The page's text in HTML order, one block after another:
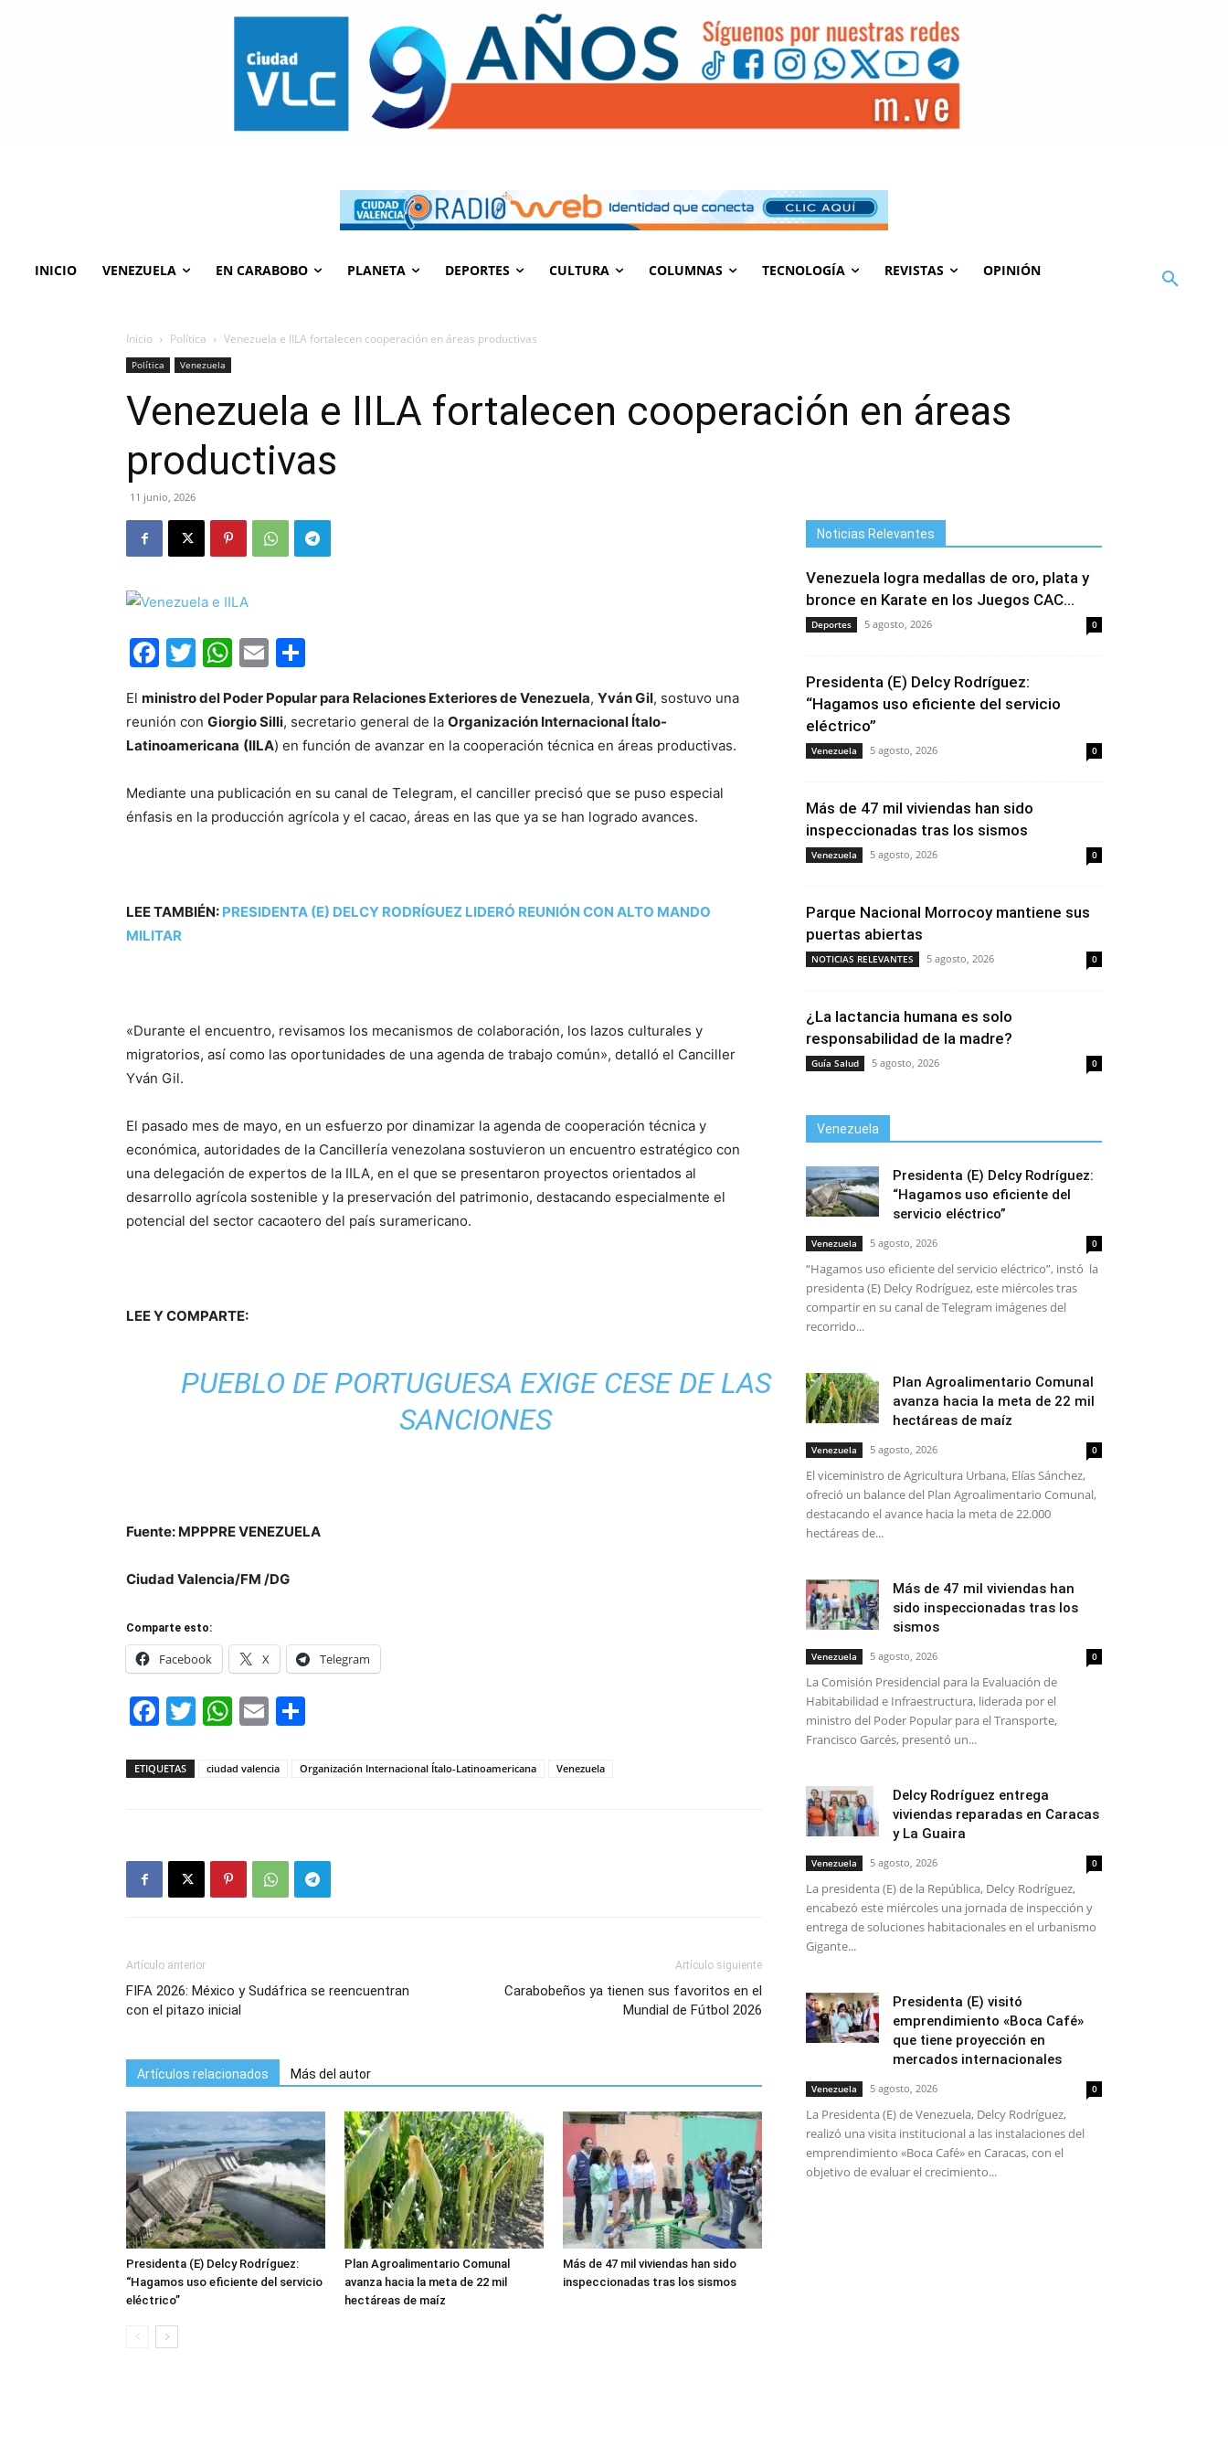
INICIO VENEZUELA EN CARABOBO PLANETA DEPORTES CULTURA COLUMNAS TECNOLOGÍA REVISTAS OPINIÓN
Inicio Política Venezuela e IILA fortalecen cooperación en áreas productivas
Política Venezuela
Venezuela e IILA fortalecen cooperación en áreas
productivas
11 junio, 2026
Facebook
Twitter
WhatsApp
Email
El ministro del Poder Popular para Relaciones Exteriores de Venezuela, Yván Gil, sostuvo una
reunión con Giorgio Silli, secretario general de la Organización Internacional Ítalo-
Latinoamericana (IILA) en función de avanzar en la cooperación técnica en áreas productivas.
Mediante una publicación en su canal de Telegram, el canciller precisó que se puso especial
énfasis en la producción agrícola y el cacao, áreas en las que ya se han logrado avances.
LEE TAMBIÉN: PRESIDENTA (E) DELCY RODRÍGUEZ LIDERÓ REUNIÓN CON ALTO MANDO
MILITAR
«Durante el encuentro, revisamos los mecanismos de colaboración, los lazos culturales y
migratorios, así como las oportunidades de una agenda de trabajo común», detalló el Canciller
Yván Gil.
El pasado mes de mayo, en un esfuerzo por dinamizar la agenda de cooperación técnica y
económica, autoridades de la Cancillería venezolana sostuvieron un encuentro estratégico con
una delegación de expertos de la IILA, en el que se presentaron proyectos orientados al
desarrollo agrícola sostenible y la preservación del patrimonio, destacando especialmente el
potencial del sector cacaotero del país suramericano.
LEE Y COMPARTE:
PUEBLO DE PORTUGUESA EXIGE CESE DE LAS
SANCIONES
Fuente: MPPPRE VENEZUELA
Ciudad Valencia/FM /DG
Comparte esto:
Facebook X Telegram
Facebook
Twitter
WhatsApp
Email
ETIQUETAS ciudad valencia Organización Internacional Ítalo-Latinoamericana Venezuela
Artículo anterior
FIFA 2026: México y Sudáfrica se reencuentran
con el pitazo inicial
Artículo siguiente
Carabobeños ya tienen sus favoritos en el
Mundial de Fútbol 2026
Artículos relacionados Más del autor
Presidenta (E) Delcy Rodríguez:
“Hagamos uso eficiente del servicio
eléctrico”
Plan Agroalimentario Comunal
avanza hacia la meta de 22 mil
hectáreas de maíz
Más de 47 mil viviendas han sido
inspeccionadas tras los sismos
Noticias Relevantes
Venezuela logra medallas de oro, plata y
bronce en Karate en los Juegos CAC...
Deportes 5 agosto, 2026 0
Presidenta (E) Delcy Rodríguez:
“Hagamos uso eficiente del servicio
eléctrico”
Venezuela 5 agosto, 2026 0
Más de 47 mil viviendas han sido
inspeccionadas tras los sismos
Venezuela 5 agosto, 2026 0
Parque Nacional Morrocoy mantiene sus
puertas abiertas
NOTICIAS RELEVANTES 5 agosto, 2026 0
¿La lactancia humana es solo
responsabilidad de la madre?
Guía Salud 5 agosto, 2026 0
Venezuela
Presidenta (E) Delcy Rodríguez:
“Hagamos uso eficiente del
servicio eléctrico”
Venezuela 5 agosto, 2026 0
“Hagamos uso eficiente del servicio eléctrico”, instó la
presidenta (E) Delcy Rodríguez, este miércoles tras
compartir en su canal de Telegram imágenes del
recorrido...
Plan Agroalimentario Comunal
avanza hacia la meta de 22 mil
hectáreas de maíz
Venezuela 5 agosto, 2026 0
El viceministro de Agricultura Urbana, Elías Sánchez,
ofreció un balance del Plan Agroalimentario Comunal,
destacando el avance hacia la meta de 22.000
hectáreas de...
Más de 47 mil viviendas han
sido inspeccionadas tras los
sismos
Venezuela 5 agosto, 2026 0
La Comisión Presidencial para la Evaluación de
Habitabilidad e Infraestructura, liderada por el
ministro del Poder Popular para el Transporte,
Francisco Garcés, presentó un...
Delcy Rodríguez entrega
viviendas reparadas en Caracas
y La Guaira
Venezuela 5 agosto, 2026 0
La presidenta (E) de la República, Delcy Rodríguez,
encabezó este miércoles una jornada de inspección y
entrega de soluciones habitacionales en el urbanismo
Gigante...
Presidenta (E) visitó
emprendimiento «Boca Café»
que tiene proyección en
mercados internacionales
Venezuela 5 agosto, 2026 0
La Presidenta (E) de Venezuela, Delcy Rodríguez,
realizó una visita institucional a las instalaciones del
emprendimiento «Boca Café» en Caracas, con el
objetivo de evaluar el crecimiento...